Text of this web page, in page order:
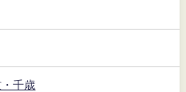
千歳